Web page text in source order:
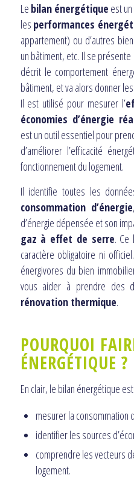
Le bilan énergétique est
les performances
appartement) ou d’autres
un bâtiment, etc. Il se
décrit le comportement
bâtiment, et va alors donner
Il est utilisé pour mesurer l’
économies d’énergie
est un outil essentiel pour
d’améliorer l’efficacité
fonctionnement du logement.
Il identifie toutes les
consommation d’énergie
d’énergie dépensée et son
gaz à effet de serre. Ce
caractère obligatoire ni
énergivores du bien
vous aider à prendre des
rénovation thermique.
POURQUOI
ÉNERGÉTIQUE ?
En clair, le bilan énergétique
mesurer la consommation
identifier les sources
comprendre les vecteurs
logement.